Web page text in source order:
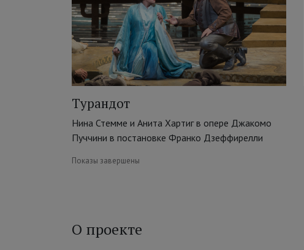
Турандот
Нина Стемме и Анита Хартиг в опере Джакомо
Пуччини в постановке Франко Дзеффирелли
Показы завершены
О проекте